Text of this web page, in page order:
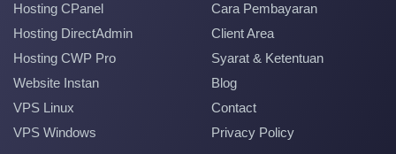
Hosting CPanel
Hosting DirectAdmin
Hosting CWP Pro
Website Instan
VPS Linux
VPS Windows
Cara Pembayaran
Client Area
Syarat & Ketentuan
Blog
Contact
Privacy Policy